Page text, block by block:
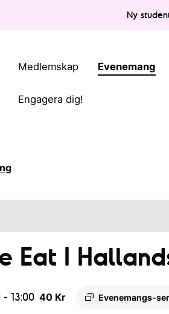
Ny
Medlemskap Evenemang
Engagera dig!
Eat I
- 13:00 Evenemangs-
40 Kr